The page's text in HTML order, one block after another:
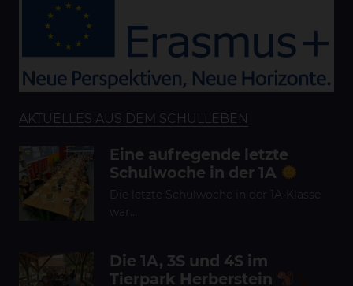
AKTUELLES AUS DEM SCHULLEBEN
Eine aufregende letzte
Schulwoche in der 1A
Die letzte Schulwoche in der 1A-Klasse
war…
Die 1A, 3S und 4S im
Tierpark Herberstein